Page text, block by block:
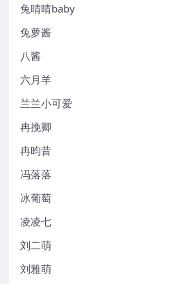
兔晴晴baby
兔萝酱
八酱
六月羊
兰兰小可爱
冉挽卿
冉昀昔
冯落落
冰葡萄
凌凌七
刘二萌
刘雅萌